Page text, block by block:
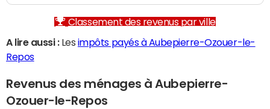
Classement des revenus par ville
A lire aussi :Les impôts payés à Aubepierre-Ozouer-le-
Repos
Revenus des ménages à Aubepierre-
Ozouer-le-Repos